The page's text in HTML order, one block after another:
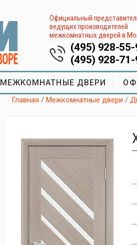
Официальный
ведущих производителей
межкомнатных дверей в
(495) 928-55-
(495) 928-71-
МЕЖКОМНАТНЫЕ ДВЕРИ
Главная /Межкомнатные двери /